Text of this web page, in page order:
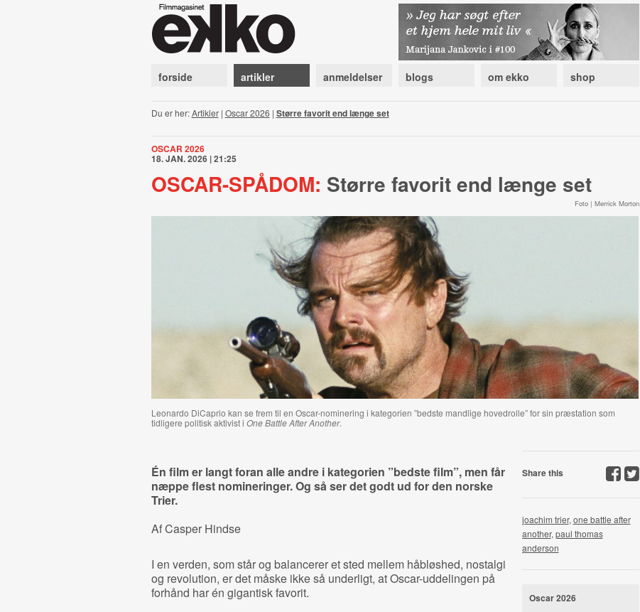
forside artikler anmeldelser blogs om ekko shop
Du er her:Artikler| Oscar 2026 | Større favorit end længe set
OSCAR 2026
18. JAN. 2026 | 21:25
OSCAR-SPÅDOM: Større favorit end længe set
Foto | Merrick Morton
Leonardo DiCaprio kan se frem til en Oscar-nominering i kategorien ”bedste mandlige hovedrolle” for sin præstation som
tidligere politisk aktivist i One Battle After Another.
Én film er langt foran alle andre i kategorien ”bedste film”, men får
næppe flest nomineringer. Og så ser det godt ud for den norske
Trier.
Af Casper Hindse
I en verden, som står og balancerer et sted mellem håbløshed, nostalgi
og revolution, er det måske ikke så underligt, at Oscar-uddelingen på
forhånd har én gigantisk favorit.
Share this
joachim trier, one battle after
another, paul thomas
anderson
Oscar 2026